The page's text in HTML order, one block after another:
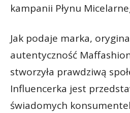
kampanii Płynu
Jak podaje marka,
autentyczność
stworzyła prawdziwą
Influencerka jest
świadomych